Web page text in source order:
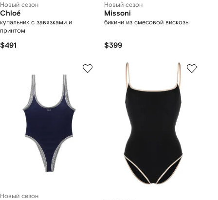
Новый сезон
Chloé
купальник с завязками и
принтом
$491
Новый сезон
Missoni
бикини из смесовой вискозы
$399
Новый сезон